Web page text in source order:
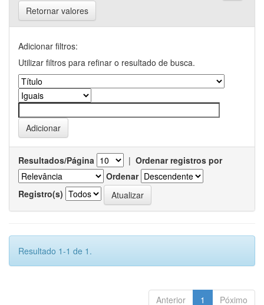
Retornar valores
Adicionar filtros:
Utilizar filtros para refinar o resultado de busca.
Resultados/Página | Ordenar registros por
Ordenar
Registro(s)
Resultado 1-1 de 1.
Anterior 1 Póximo